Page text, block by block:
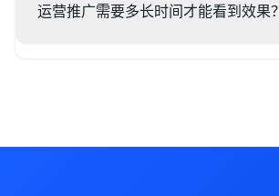
运营推广需要多长时间才能看到效果？